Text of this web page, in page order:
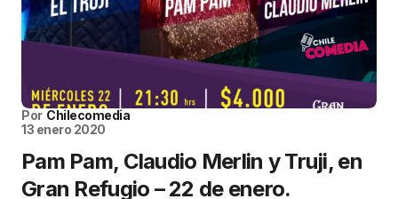
Por Chilecomedia
13 enero 2020
Pam Pam, Claudio Merlin y Truji, en
Gran Refugio – 22 de enero.